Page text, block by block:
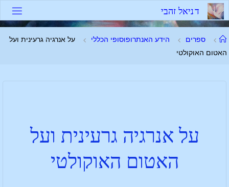
דניאל זהבי
ספרים הידע האנתרופוסופי הכללי
על אנרגיה גרעינית ועל
האטום האוקולטי
על אנרגיה גרעינית ועל
האטום האוקולטי